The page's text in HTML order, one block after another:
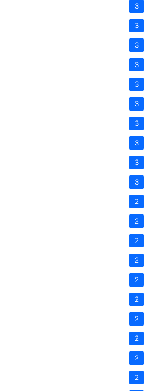
3
3
3
3
3
3
3
3
3
3
2
2
2
2
2
2
2
2
2
2